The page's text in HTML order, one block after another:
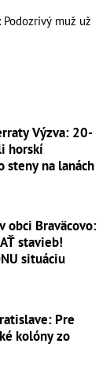
muž už
Výzva: 20-
horskí
steny na lanách
obci Braväcovo:
stavieb!
situáciu
Pre
kolóny zo